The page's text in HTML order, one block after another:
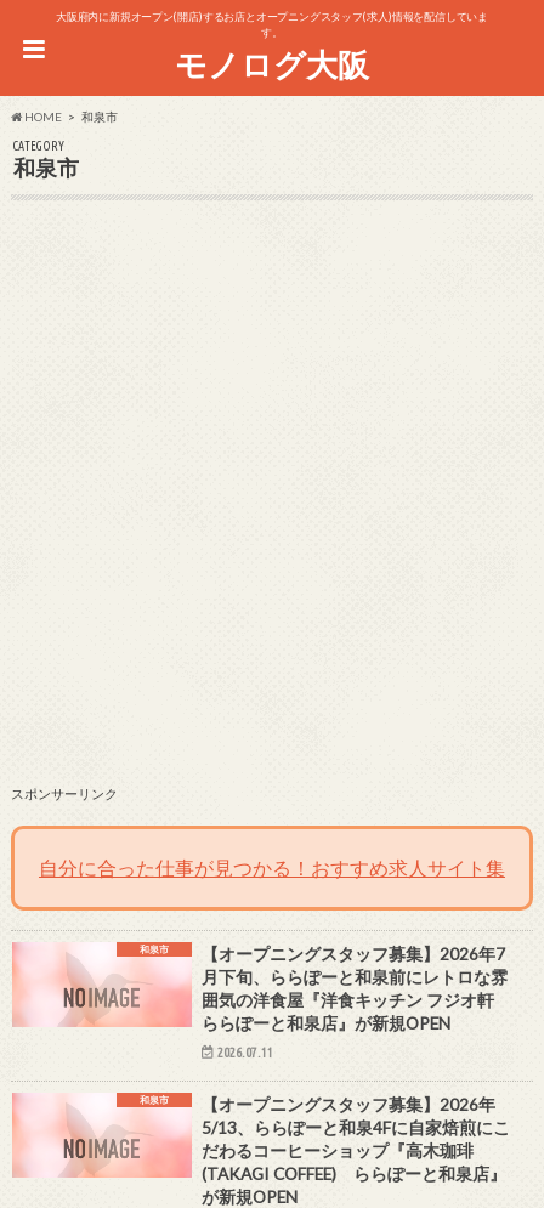
大阪府内に新規オープン(開店)するお店とオープニングスタッフ(求人)情報を配信していま
す。
モノログ大阪
HOME 和泉市
CATEGORY
和泉市
スポンサーリンク
自分に合った仕事が見つかる！おすすめ求人サイト集
和泉市
【オープニングスタッフ募集】2026年7
月下旬、ららぽーと和泉前にレトロな雰
囲気の洋食屋『洋食キッチン フジオ軒
ららぽーと和泉店』が新規OPEN
2026.07.11
和泉市
【オープニングスタッフ募集】2026年
5/13、ららぽーと和泉4Fに自家焙煎にこ
だわるコーヒーショップ『高木珈琲
(TAKAGI COFFEE) ららぽーと和泉店』
が新規OPEN